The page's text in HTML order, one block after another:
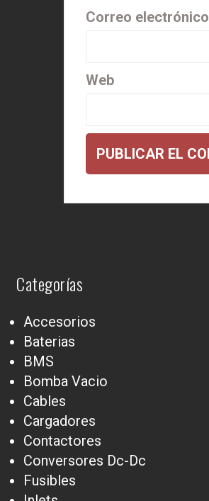
Correo electrónico
Web
Categorías
Accesorios
Baterias
BMS
Bomba Vacio
Cables
Cargadores
Contactores
Conversores Dc-Dc
Fusibles